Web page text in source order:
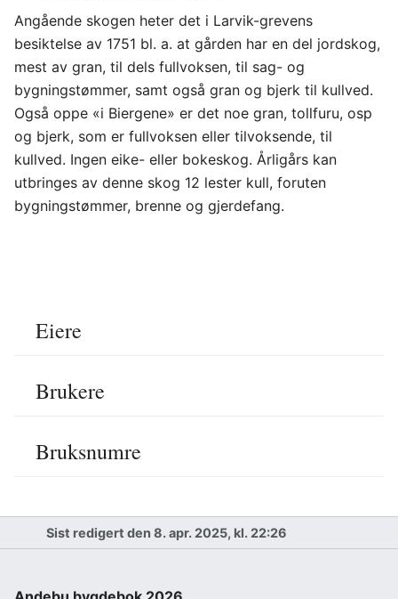
Angående skogen heter det i Larvik-grevens
besiktelse av 1751 bl. a. at gården har en del jordskog,
mest av gran, til dels fullvoksen, til sag- og
bygningstømmer, samt også gran og bjerk til kullved.
Også oppe «i Biergene» er det noe gran, tollfuru, osp
og bjerk, som er fullvoksen eller tilvoksende, til
kullved. Ingen eike- eller bokeskog. Årligårs kan
utbringes av denne skog 12 lester kull, foruten
bygningstømmer, brenne og gjerdefang.
Eiere
Brukere
Bruksnumre
Sist redigert den 8. apr. 2025, kl. 22:26